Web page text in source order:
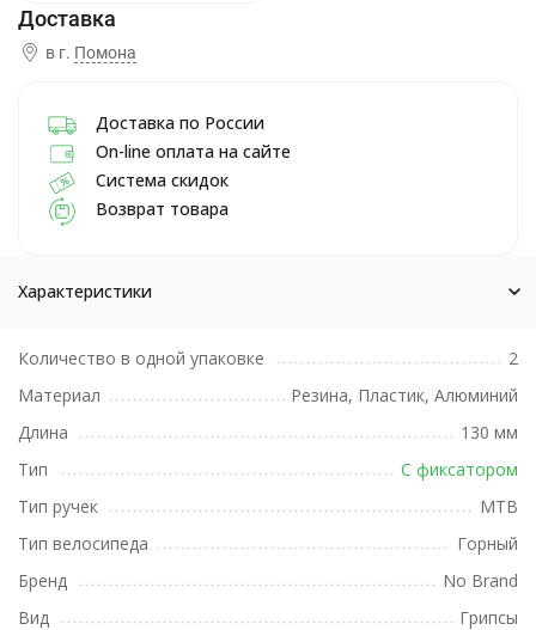
в г. Помона
Доставка по России
On-line оплата на сайте
Система скидок
Возврат товара
Характеристики
Количество в одной упаковке
2
Материал
Резина, Пластик, Алюминий
Длина
130 мм
Тип
С фиксатором
Тип ручек
MTB
Тип велосипеда
Горный
Бренд
No Brand
Вид
Грипсы